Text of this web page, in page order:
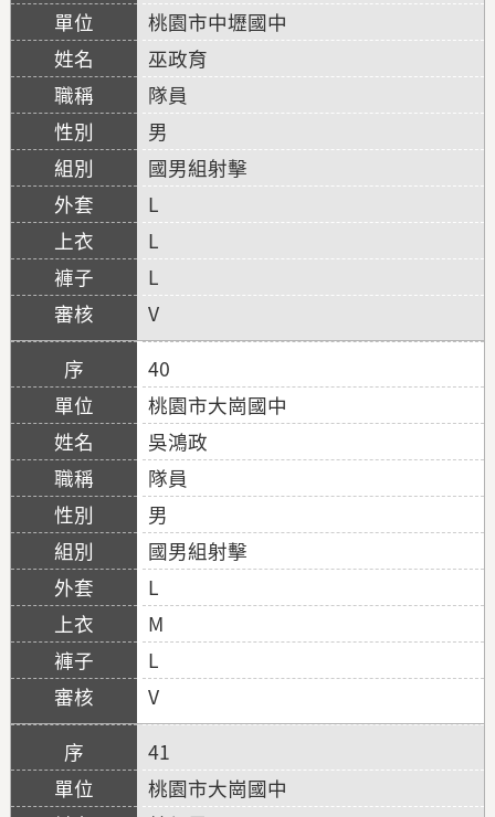
桃園市中壢國中
巫政育
隊員
男
國男組射擊
L
L
L
V
40
桃園市大崗國中
吳鴻政
隊員
男
國男組射擊
L
M
L
V
41
桃園市大崗國中